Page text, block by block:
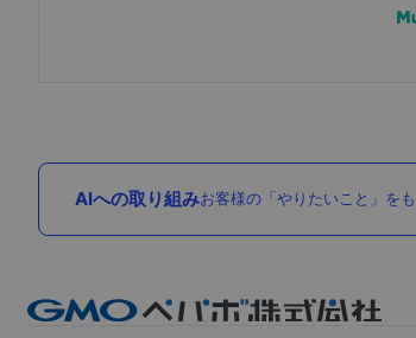
AIへの取り組みお客様の「やりたいこと」を